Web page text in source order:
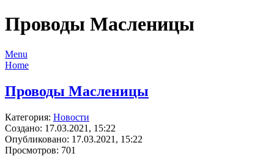
Проводы Масленицы
Menu
Home
Проводы Масленицы
Категория: Новости
Создано: 17.03.2021, 15:22
Опубликовано: 17.03.2021, 15:22
Просмотров: 701